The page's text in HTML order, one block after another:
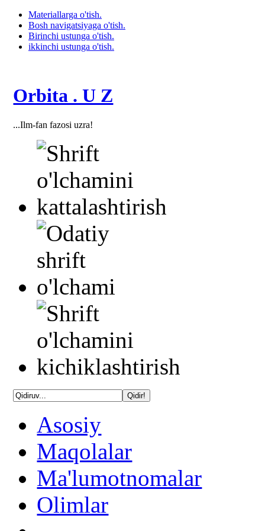
Materiallarga o'tish.
Bosh navigatsiyaga o'tish.
Birinchi ustunga o'tish.
ikkinchi ustunga o'tish.
Orbita . U Z
...Ilm-fan fazosi uzra!
Asosiy
Maqolalar
Ma'lumotnomalar
Olimlar